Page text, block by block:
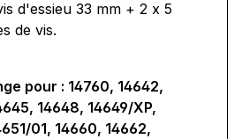
d'essieu 33 mm + 2 x 5
de vis.
pour : 14760, 14642,
14648, 14649/XP,
01, 14660, 14662,